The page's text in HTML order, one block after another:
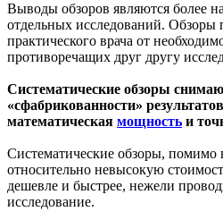
Выводы обзоров являются более
отдельных исследований. Обзоры
практического врача от
противоречащих друг другу
Систематические обзоры
«сфабрикованности»
математическая мощность и
Систематические обзоры, помимо
относительно невысокую
дешевле и быстрее, нежели
исследование.